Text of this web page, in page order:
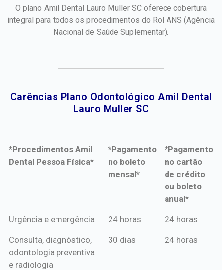
O plano Amil Dental Lauro Muller SC oferece cobertura
integral para todos os procedimentos do Rol ANS (Agência
Nacional de Saúde Suplementar).
Carências Plano Odontológico Amil Dental
Lauro Muller SC​
*Procedimentos Amil
Dental Pessoa Física*
*Pagamento
no boleto
mensal*
*Pagamento
no cartão
de crédito
ou boleto
anual*
*Procedimentos Amil
*Pagamento
mensal*
*Pagamento
de crédito
Urgência e emergência 24 horas 24 horas
Consulta, diagnóstico,
odontologia preventiva
e radiologia
30 dias 24 horas